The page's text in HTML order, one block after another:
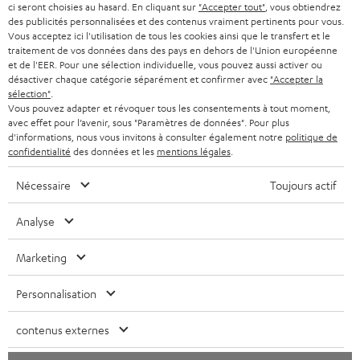
s
l
e
t
t
e
r
BLUETOOTH
CASQUES AUDIO
CASQUES BLUETOOTH AUDIO
SYSTEMES COMPLETS
ENCEINTES
ÉCOUTEURS INTRA-AURICULAIRES
FANSHOP
NOUVEAUTÉS
BLOG
NEWSLETTER
MAGASINS
AVANTAGES D’ACHAT
L’HISTOIRE DE TEUFEL
MANAGEMENT
DEVELOPPEMENT DURABLE
VALEURS
ACCESSIBILITÉ
SUISSE
PAYS-BAS
BELGIQUE
FRANCE
POLOGNE
ESPAGNE
USA
Sous réserve de modifications techniques, de fautes de frappe et d’autres
erreurs. Les accessoires figurant sur l’image ne font pas partie du contenu de
livraison. D’éventuels frais d’élimination des batteries sont inclus dans le prix.
©2026 Lautsprecher Teufel GmbH - Tous droits réservés.
chat
ci seront choisies au hasard. En cliquant sur "Accepter tout" , vous obtiendrez
des publicités personnalisées et des contenus vraiment pertinents pour vous.
Vous acceptez ici l'utilisation de tous les cookies ainsi que le transfert et le
traitement de vos données dans des pays en dehors de l'Union européenne
et de l'EER. Pour une sélection individuelle, vous pouvez aussi activer ou
désactiver chaque catégorie séparément et confirmer avec "Accepter la
sélection"
Vous pouvez adapter et révoquer tous les consentements à tout moment,
avec effet pour l’avenir, sous "Paramètres de données". Pour plus
d'informations, nous vous invitons à consulter également notre politique de
confidentialité des données et les mentions légales
Nécessaire Toujours actif
Analyse
Marketing
Personnalisation
contenus externes